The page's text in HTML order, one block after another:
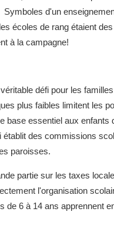
d'un
écoles de rang étaient
à la campagne!
défi pour les
plus faibles limitent les
base essentiel aux
établit des commissions
paroisses.
partie sur les taxes
l'organisation
de 6 à 14 ans apprennent